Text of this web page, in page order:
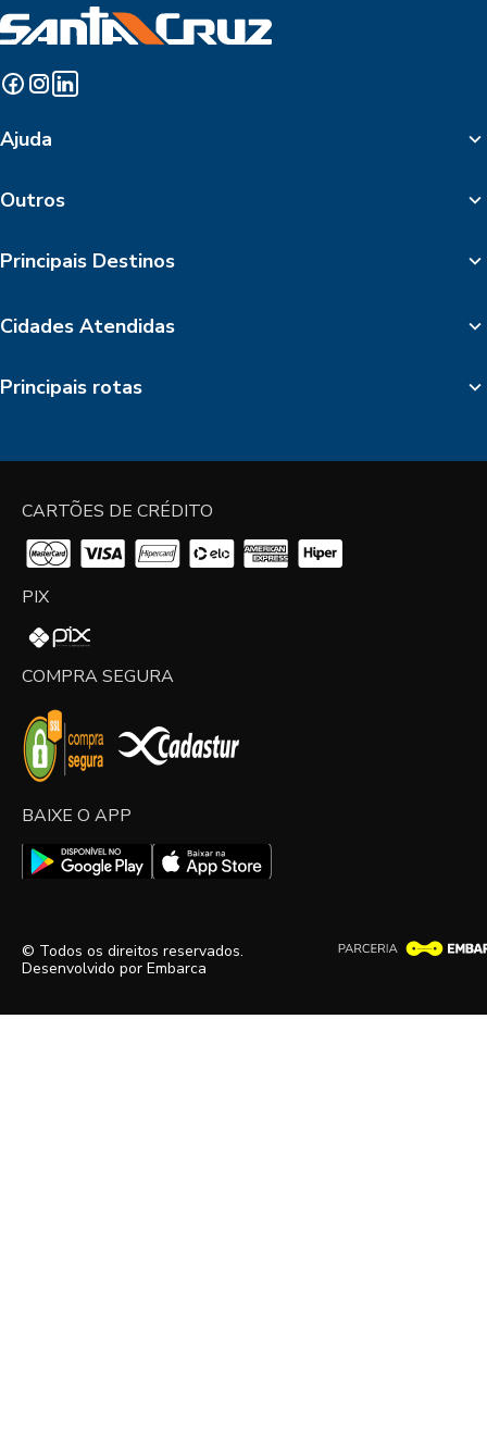
Ajuda
Outros
Principais Destinos
Cidades Atendidas
Principais rotas
CARTÕES DE CRÉDITO
PIX
COMPRA SEGURA
BAIXE O APP
© Todos os direitos reservados.
Desenvolvido por Embarca